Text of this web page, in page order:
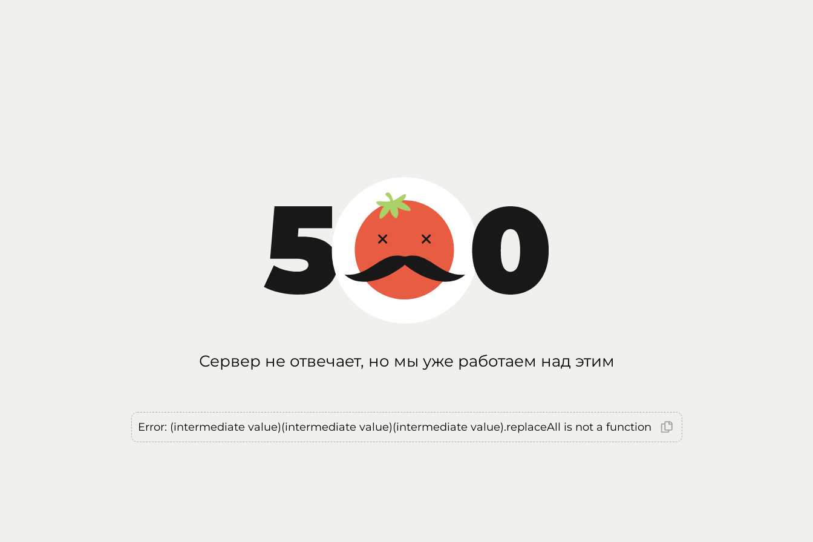
Сервер не отвечает, но мы уже работаем над этим
Error: (intermediate value)(intermediate value)(intermediate value).replaceAll is not a function